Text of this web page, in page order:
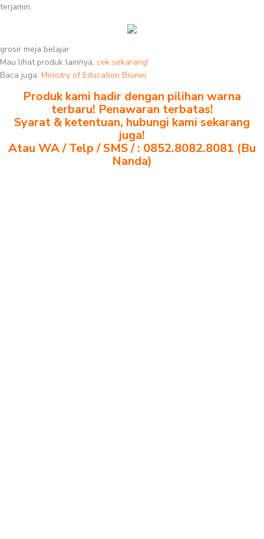
terjamin.
grosir meja belajar
Mau lihat produk lainnya, cek sekarang!
Baca juga: Ministry of Education Brunei
Produk kami hadir dengan pilihan warna
terbaru! Penawaran terbatas!
Syarat & ketentuan, hubungi kami sekarang
juga!
Atau WA / Telp / SMS / : 0852.8082.8081 (Bu
Nanda)